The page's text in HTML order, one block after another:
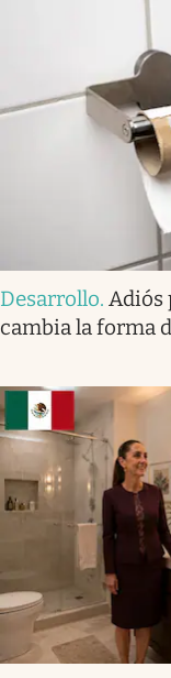
Desarrollo. Adiós
cambia la forma